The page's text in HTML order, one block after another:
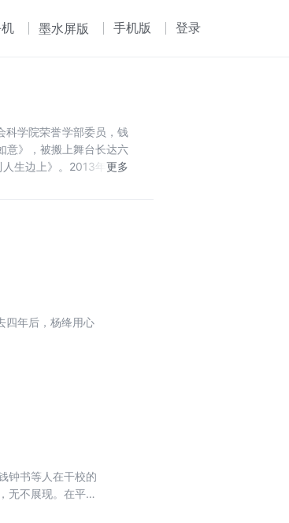
墨水屏版 手机版 登录
科学院荣誉学部委员，钱
意》，被搬上舞台长达六
生边上》。2013年出版
四年后，杨绛用心
钟书等人在干校的
无不展现。在平淡